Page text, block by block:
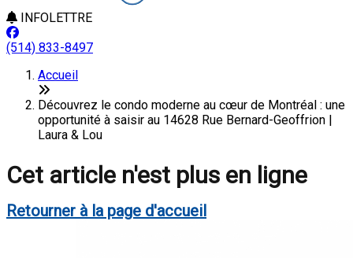
INFOLETTRE
(514) 833-8497
Accueil
Découvrez le condo moderne au cœur de Montréal : une
opportunité à saisir au 14628 Rue Bernard-Geoffrion |
Laura & Lou
Cet article n'est plus en ligne
Retourner à la page d'accueil